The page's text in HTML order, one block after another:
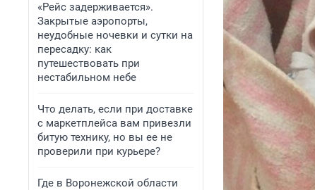
«Рейс задерживается».
Закрытые аэропорты,
неудобные ночевки и сутки на
пересадку: как
путешествовать при
нестабильном небе
Что делать, если при доставке
с маркетплейса вам привезли
битую технику, но вы ее не
проверили при курьере?
Где в Воронежской области